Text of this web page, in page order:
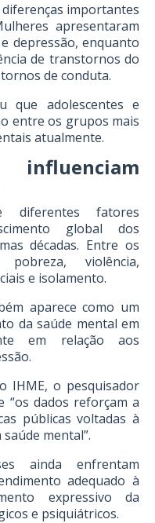
importantes
apresentaram
depressão, enquanto
de transtornos do
de conduta.
que adolescentes e
entre os grupos mais
atualmente.
diferentes fatores
global dos
décadas. Entre os
violência,
e isolamento.
aparece como um
da saúde mental em
em relação aos
IHME, o pesquisador
“os dados reforçam a
públicas voltadas à
mental”.
ainda enfrentam
adequado à
expressivo da
e psiquiátricos.